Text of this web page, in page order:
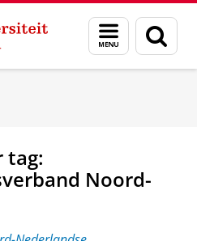
Menu
en
zoeken
of Innovation Management &
tag:
Noord-